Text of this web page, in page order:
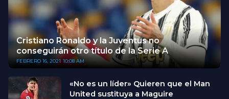
Cristiano Ronaldo y la Juventus no
conseguirán otro título de la Serie A
FEBRERO 16, 2021 10:08 AM
«No es un líder» Quieren que el Man
United sustituya a Maguire